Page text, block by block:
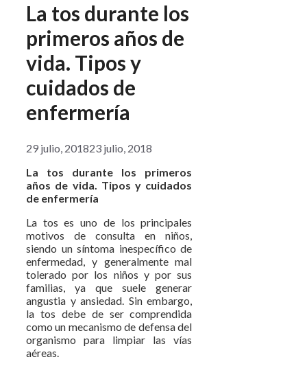
La tos durante los
primeros años de
vida. Tipos y
cuidados de
enfermería
29 julio, 201823 julio, 2018
La tos durante los primeros
años de vida. Tipos y cuidados
de enfermería
La tos es uno de los principales
motivos de consulta en niños,
siendo un síntoma inespecífico de
enfermedad, y generalmente mal
tolerado por los niños y por sus
familias, ya que suele generar
angustia y ansiedad. Sin embargo,
la tos debe de ser comprendida
como un mecanismo de defensa del
organismo para limpiar las vías
aéreas.